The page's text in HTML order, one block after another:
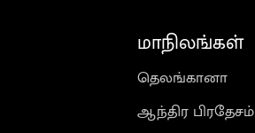
மாநிலங்கள்
தெலங்கானா
ஆந்திர பிரதேசம்